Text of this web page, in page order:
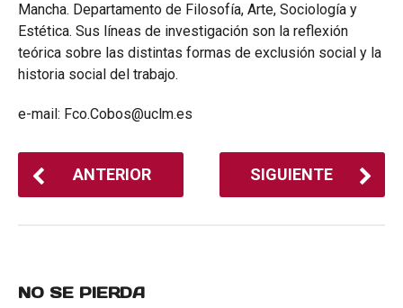
Mancha. Departamento de Filosofía, Arte, Sociología y
Estética. Sus líneas de investigación son la reflexión
teórica sobre las distintas formas de exclusión social y la
historia social del trabajo.
e-mail: Fco.Cobos@uclm.es
ANTERIOR SIGUIENTE
NO SE PIERDA